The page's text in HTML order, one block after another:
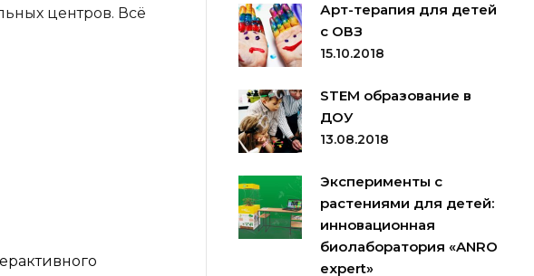
центров. Всё
Арт-терапия для детей
с ОВЗ
15.10.2018
STEM образование в
ДОУ
13.08.2018
Эксперименты с
растениями для детей:
инновационная
биолаборатория «ANRO
expert»